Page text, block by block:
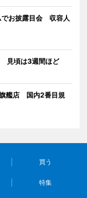
でお披露目会 収容人
見頃は3週間ほど
艦店 国内2番目規
買う
特集